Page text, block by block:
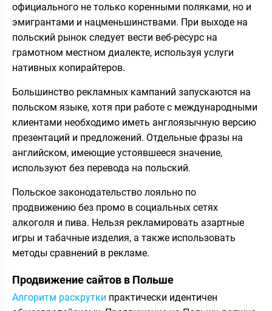
официального не только коренными поляками, но и
эмигрантами и нацменьшинствами. При выходе на
польский рынок следует вести веб-ресурс на
грамотном местном диалекте, используя услуги
нативных копирайтеров.
Большинство рекламных кампаний запускаются на
польском языке, хотя при работе с международными
клиентами необходимо иметь англоязычную версию
презентаций и предложений. Отдельные фразы на
английском, имеющие устоявшееся значение,
используют без перевода на польский.
Польское законодательство лояльно по
продвижению без промо в социальных сетях
алкоголя и пива. Нельзя рекламировать азартные
игры и табачные изделия, а также использовать
методы сравнений в рекламе.
Продвижение сайтов в Польше
Алгоритм раскрутки практически идентичен